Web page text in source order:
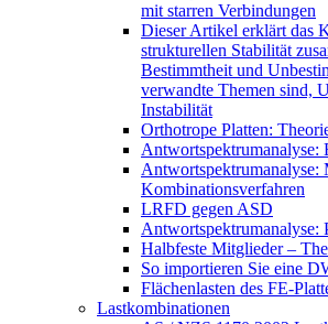
mit starren Verbindungen
Dieser Artikel erklärt das
strukturellen Stabilität
Bestimmtheit und
verwandte Themen sind,
Instabilität
Orthotrope Platten:
Antwortspektrumanalyse:
Antwortspektrumanalyse:
Kombinationsverfahren
LRFD gegen ASD
Antwortspektrumanalyse:
Halbfeste Mitglieder –
So importieren Sie eine
Flächenlasten des FE-
Lastkombinationen